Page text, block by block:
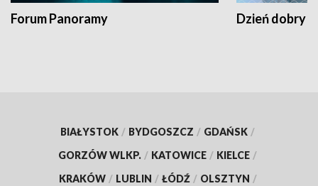
Forum Panoramy Dzień dobry
BIAŁYSTOK / BYDGOSZCZ / GDAŃSK /
GORZÓW WLKP. / KATOWICE / KIELCE /
KRAKÓW / LUBLIN / ŁÓDŹ / OLSZTYN /